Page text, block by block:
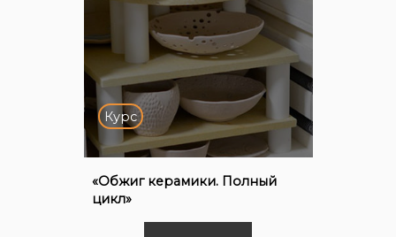
Курс
«Обжиг керамики. Полный
цикл»